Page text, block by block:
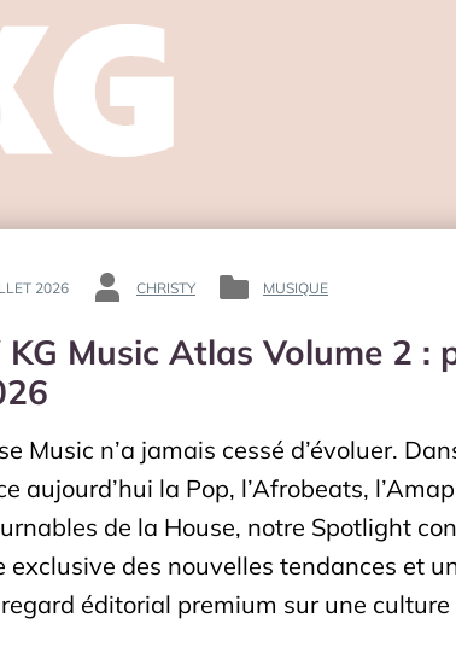
2026
BY
CHRISTY
POSTED
:
MUSIQUE
KG Music Atlas Volume 2
Music n’a jamais cessé d’évoluer.
aujourd’hui la Pop, l’Afrobeats,
de la House, notre Spotlight
exclusive des nouvelles tendances et
regard éditorial premium sur une